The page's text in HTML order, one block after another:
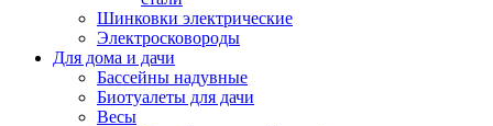
Шинковки электрические
Электросковороды
Для дома и дачи
Бассейны надувные
Биотуалеты для дачи
Весы